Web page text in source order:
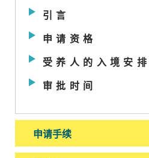
引言
申请资格
受养人的入境安排
审批时间
申请手续